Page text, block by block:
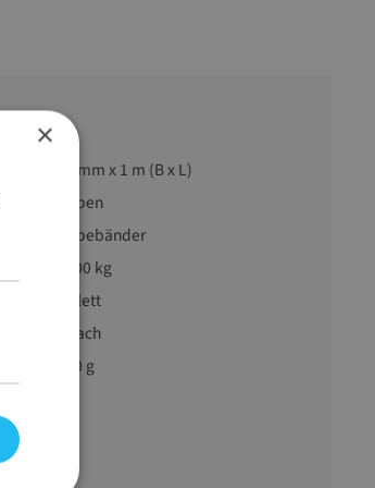
30 mm x 1 m (B x L)
Heben
Hebebänder
1000 kg
violett
1-fach
300 g
×